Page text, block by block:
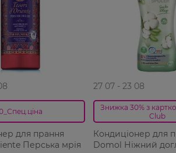
для прання
Перська мрія
27 07 - 23 08
Знижка 30% з
Club
Кондиціонер для
Domol Ніжний